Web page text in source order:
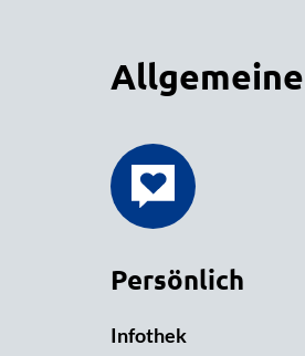
Persönlich
Infothek